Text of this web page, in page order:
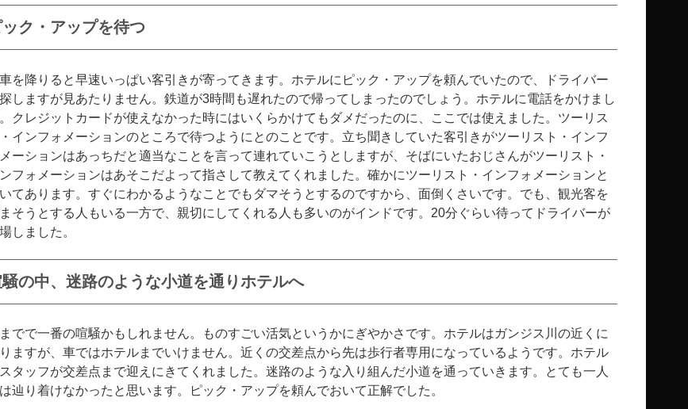
ック・アップを待つ
を降りると早速いっぱい客引きが寄ってきます。ホテルにピック・アップを頼んでいたので、ドライバー
しますが見あたりません。鉄道が3時間も遅れたので帰ってしまったのでしょう。ホテルに電話をかけまし
クレジットカードが使えなかった時にはいくらかけてもダメだったのに、ここでは使えました。ツーリス
・インフォメーションのところで待つようにとのことです。立ち聞きしていた客引きがツーリスト・インフ
ーションはあっちだと適当なことを言って連れていこうとしますが、そばにいたおじさんがツーリスト・
フォメーションはあそこだよって指さして教えてくれました。確かにツーリスト・インフォメーションと
てあります。すぐにわかるようなことでもダマそうとするのですから、面倒くさいです。でも、観光客を
そうとする人もいる一方で、親切にしてくれる人も多いのがインドです。20分ぐらい待ってドライバーが
しました。
騒の中、迷路のような小道を通りホテルへ
でで一番の喧騒かもしれません。ものすごい活気というかにぎやかさです。ホテルはガンジス川の近くに
ますが、車ではホテルまでいけません。近くの交差点から先は歩行者専用になっているようです。ホテル
タッフが交差点まで迎えにきてくれました。迷路のような入り組んだ小道を通っていきます。とても一人
辿り着けなかったと思います。ピック・アップを頼んでおいて正解でした。